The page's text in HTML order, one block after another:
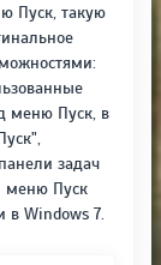
Пуск, такую
меню Пуск, в
задач
меню Пуск
в Windows 7.